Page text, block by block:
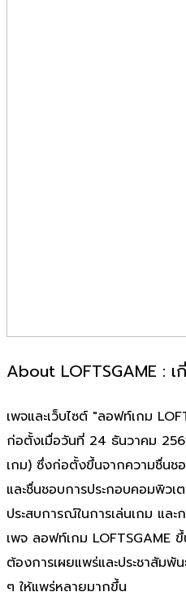
About LOFTSGAME :
เพจและเว็บไซต์ "ลอฟท์เกม
ก่อตั้งเมื่อวันที่ 24 ธันวาคม
เกม) ซึ่งก่อตั้งขึ้นจากความชื่นช
และชื่นชอบการประกอบคอมพิว
ประสบการณ์ในการเล่นเกม แล
เพจ ลอฟท์เกม LOFTSGAME
ต้องการเผยแพร่และประชาสัมพั
ๆ ให้แพร่หลายมากขึ้น